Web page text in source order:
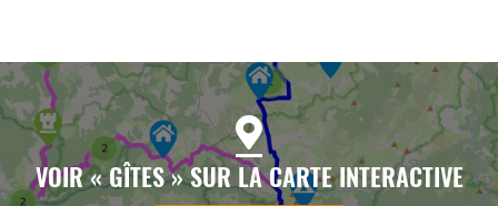
VOIR « GÎTES » SUR LA CARTE INTERACTIVE